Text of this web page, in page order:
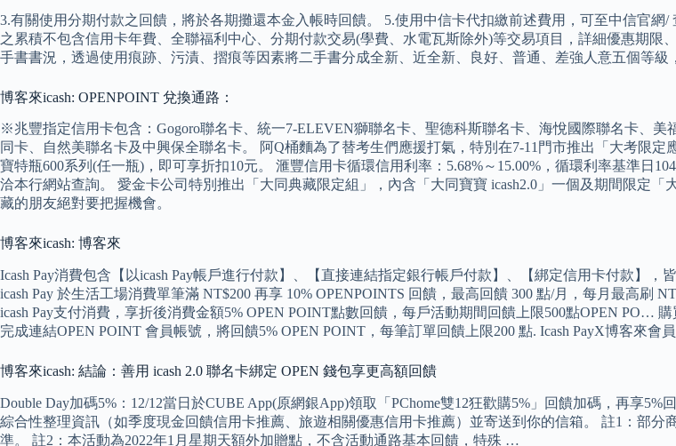
3.有關使用分期付款之回饋，將於各期攤還本金入帳時回饋。 5.使用中信卡代扣繳前述費用，可至中信官
之累積不包含信用卡年費、全聯福利中心、分期付款交易(學費、水電瓦斯除外)等交易項目，詳細優惠期
手書書況，透過使用痕跡、污漬、摺痕等因素將二手書分成全新、近全新、良好、普通、差強人意五個等級
博客來icash: OPENPOINT 兌換通路：
※兆豐指定信用卡包含：Gogoro聯名卡、統一7-ELEVEN獅聯名卡、聖德科斯聯名卡、海悅國際聯名卡、
同卡、自然美聯名卡及中興保全聯名卡。 阿Q桶麵為了替考生們應援打氣，特別在7-11門市推出「大考限
寶特瓶600系列(任一瓶)，即可享折扣10元。 滙豐信用卡循環信用利率：5.68%～15.00%，循環利率基準日
洽本行網站查詢。 愛金卡公司特別推出「大同典藏限定組」，內含「大同寶寶 icash2.0」一個及期間限定「
藏的朋友絕對要把握機會。
博客來icash: 博客來
Icash Pay消費包含【以icash Pay帳戶進行付款】、【直接連結指定銀行帳戶付款】、【綁定信用卡付款】，
icash Pay 於生活工場消費單筆滿 NT$200 再享 10% OPENPOINTS 回饋，最高回饋 300 點/月，每月最高刷
icash Pay支付消費，享折後消費金額5% OPEN POINT點數回饋，每戶活動期間回饋上限500點OPEN PO…
完成連結OPEN POINT 會員帳號，將回饋5% OPEN POINT，每筆訂單回饋上限200 點. Icash PayX博客來會
博客來icash: 結論：善用 icash 2.0 聯名卡綁定 OPEN 錢包享更高額回饋
Double Day加碼5%：12/12當日於CUBE App(原網銀App)領取「PChome雙12狂歡購5%」回饋加碼，再享
綜合性整理資訊（如季度現金回饋信用卡推薦、旅遊相關優惠信用卡推薦）並寄送到你的信箱。 註1：部分
準。 註2：本活動為2022年1月星期天額外加贈點，不含活動通路基本回饋，特殊 …